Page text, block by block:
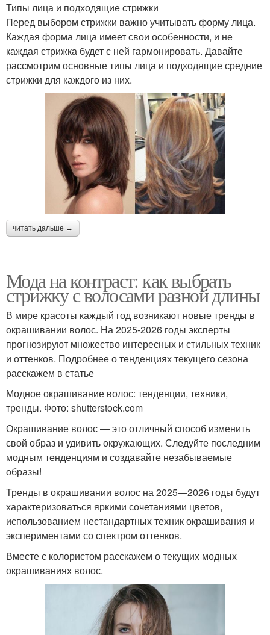
Типы лица и подходящие стрижки
Перед выбором стрижки важно учитывать форму лица.
Каждая форма лица имеет свои особенности, и не
каждая стрижка будет с ней гармонировать. Давайте
рассмотрим основные типы лица и подходящие средние
стрижки для каждого из них.
читать дальше →
Мода на контраст: как выбрать
стрижку с волосами разной длины
В мире красоты каждый год возникают новые тренды в
окрашивании волос. На 2025-2026 годы эксперты
прогнозируют множество интересных и стильных техник
и оттенков. Подробнее о тенденциях текущего сезона
расскажем в статье
Модное окрашивание волос: тенденции, техники,
тренды. Фото: shutterstock.com
Окрашивание волос — это отличный способ изменить
свой образ и удивить окружающих. Следуйте последним
модным тенденциям и создавайте незабываемые
образы!
Тренды в окрашивании волос на 2025—2026 годы будут
характеризоваться яркими сочетаниями цветов,
использованием нестандартных техник окрашивания и
экспериментами со спектром оттенков.
Вместе с колористом расскажем о текущих модных
окрашиваниях волос.